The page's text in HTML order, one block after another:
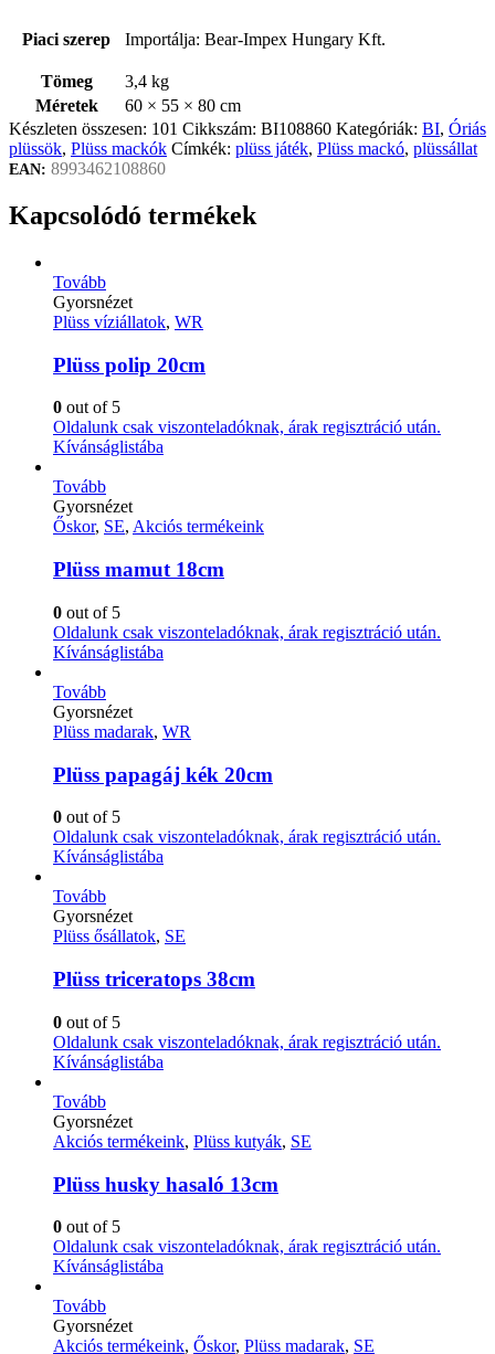
Piaci szerep Importálja: Bear-Impex Hungary Kft.
Tömeg
3,4 kg
Méretek
60 × 55 × 80 cm
Készleten összesen: 101 Cikkszám: BI108860 Kategóriák: BI, Óriás
plüssök, Plüss mackók Címkék: plüss játék, Plüss mackó, plüssállat
EAN: 8993462108860
Kapcsolódó termékek
Tovább
Gyorsnézet
Plüss víziállatok, WR
Plüss polip 20cm
0 out of 5
Oldalunk csak viszonteladóknak, árak regisztráció után.
Kívánságlistába
Tovább
Gyorsnézet
Őskor, SE, Akciós termékeink
Plüss mamut 18cm
0 out of 5
Oldalunk csak viszonteladóknak, árak regisztráció után.
Kívánságlistába
Tovább
Gyorsnézet
Plüss madarak, WR
Plüss papagáj kék 20cm
0 out of 5
Oldalunk csak viszonteladóknak, árak regisztráció után.
Kívánságlistába
Tovább
Gyorsnézet
Plüss ősállatok, SE
Plüss triceratops 38cm
0 out of 5
Oldalunk csak viszonteladóknak, árak regisztráció után.
Kívánságlistába
Tovább
Gyorsnézet
Akciós termékeink, Plüss kutyák, SE
Plüss husky hasaló 13cm
0 out of 5
Oldalunk csak viszonteladóknak, árak regisztráció után.
Kívánságlistába
Tovább
Gyorsnézet
Akciós termékeink, Őskor, Plüss madarak, SE